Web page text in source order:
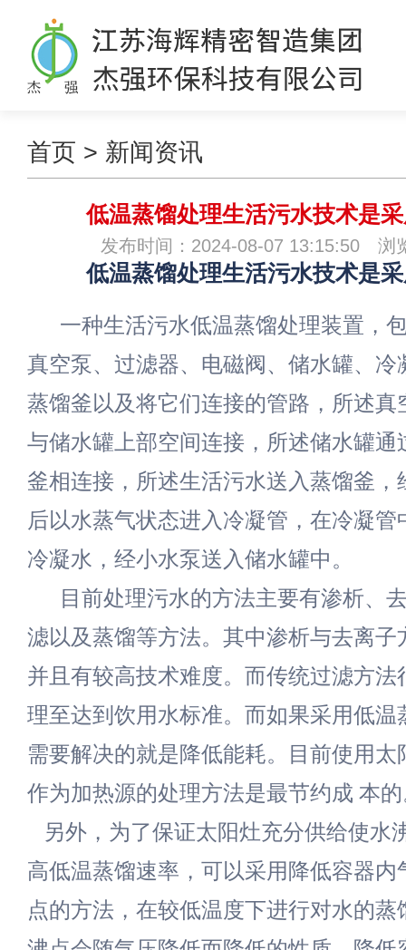
首页 > 新闻资讯
低温蒸馏处理生活污水技术是
发布时间：2024-08-07 13:15:50 浏
低温蒸馏处理生活污水技术是
一种生活污水低温蒸馏处理装置，
真空泵、过滤器、电磁阀、储水罐、冷
蒸馏釜以及将它们连接的管路，所述真
与储水罐上部空间连接，所述储水罐通
釜相连接，所述生活污水送入蒸馏釜，
后以水蒸气状态进入冷凝管，在冷凝管
冷凝水，经小水泵送入储水罐中。
目前处理污水的方法主要有渗析、
滤以及蒸馏等方法。其中渗析与去离子
并且有较高技术难度。而传统过滤方法
理至达到饮用水标准。而如果采用低温
需要解决的就是降低能耗。目前使用太
作为加热源的处理方法是最节约成 本
另外，为了保证太阳灶充分供给使水
高低温蒸馏速率，可以采用降低容器内
点的方法，在较低温度下进行对水的蒸